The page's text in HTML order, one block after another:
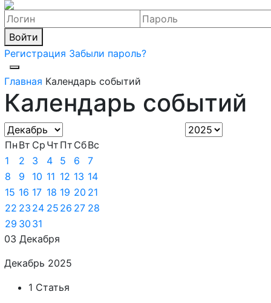
Войти
Регистрация Забыли пароль?
Главная Календарь событий
Календарь событий
Пн Вт Ср Чт Пт СбВс
1
2 3 4 5 6
7
8
9 10 11 12 13 14
15 16 17 18 19 20 21
22 23 24 25 26 27 28
29 30 31
03 Декабря
Декабрь 2025
1 Статья